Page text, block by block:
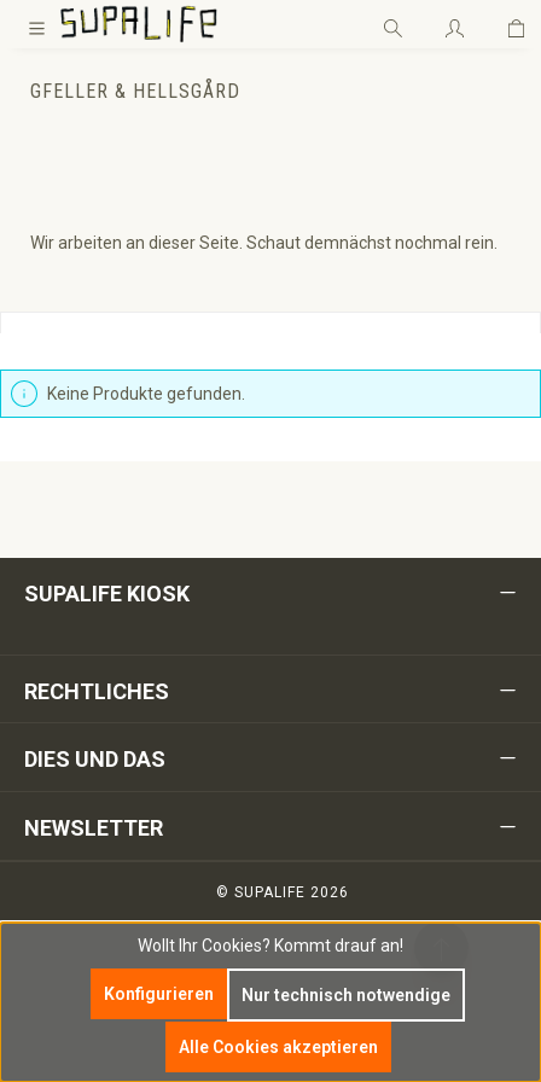
Zum Hauptinhalt springen
GFELLER & HELLSGÅRD
Wir arbeiten an dieser Seite. Schaut demnächst nochmal rein.
Keine Produkte gefunden.
SUPALIFE KIOSK
RECHTLICHES
DIES UND DAS
NEWSLETTER
© SUPALIFE 2026
Wollt Ihr Cookies? Kommt drauf an!
Nur technisch notwendige
Konfigurieren
Alle Cookies akzeptieren